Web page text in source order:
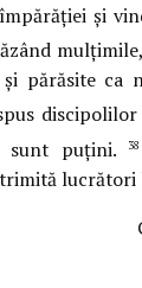
şi
părăsite ca
discipolilor
sunt puţini.
38
lucrători